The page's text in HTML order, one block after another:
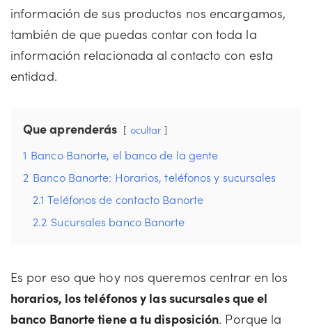
información de sus productos nos encargamos,
también de que puedas contar con toda la
información relacionada al contacto con esta
entidad.
Que aprenderás ocultar
1 Banco Banorte, el banco de la gente
2 Banco Banorte: Horarios, teléfonos y sucursales
2.1 Teléfonos de contacto Banorte
2.2 Sucursales banco Banorte
Es por eso que hoy nos queremos centrar en los
horarios, los teléfonos y las sucursales que el
banco Banorte tiene a tu disposición. Porque la